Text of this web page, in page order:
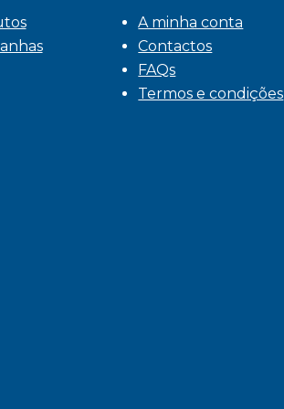
A minha conta
Contactos
FAQs
Termos e condições